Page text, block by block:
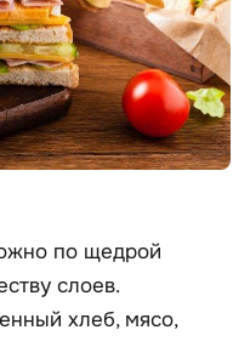
по щедрой
слоев.
хлеб, мясо,